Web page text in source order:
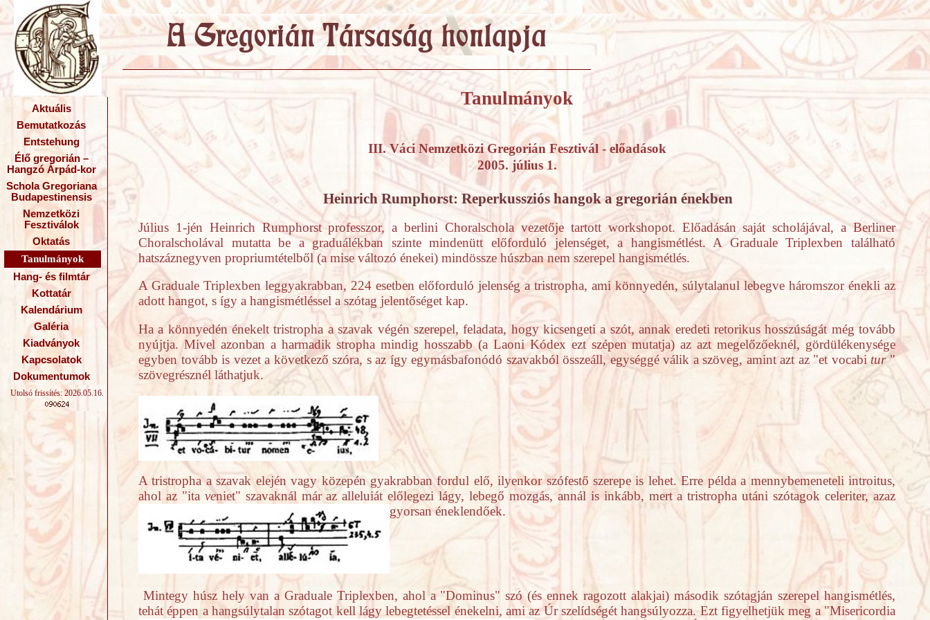
Aktuális
Bemutatkozás
Entstehung
Élő gregorián –
Hangzó Árpád-kor
Schola Gregoriana
Budapestinensis
Nemzetközi
Fesztiválok
Oktatás
Tanulmányok
Hang- és filmtár
Kottatár
Kalendárium
Galéria
Kiadványok
Kapcsolatok
Dokumentumok
Utolsó frissítés: 2026.05.16.
Tanulmányok
III. Váci Nemzetközi Gregorián Fesztivál - előadások
2005. július 1.
Heinrich Rumphorst: Reperkussziós hangok a gregorián énekben
Július 1-jén Heinrich Rumphorst professzor, a berlini Choralschola vezetője tartott workshopot. Előadásán saját scholájával, a Berliner
Choralscholával mutatta be a graduálékban szinte mindenütt előforduló jelenséget, a hangismétlést. A Graduale Triplexben található
hatszáznegyven propriumtételből (a mise változó énekei) mindössze húszban nem szerepel hangismétlés.
A Graduale Triplexben leggyakrabban, 224 esetben előforduló jelenség a tristropha, ami könnyedén, súlytalanul lebegve háromszor énekli az
adott hangot, s így a hangismétléssel a szótag jelentőséget kap.
Ha a könnyedén énekelt tristropha a szavak végén szerepel, feladata, hogy kicsengeti a szót, annak eredeti retorikus hosszúságát még tovább
nyújtja. Mivel azonban a harmadik stropha mindig hosszabb (a Laoni Kódex ezt szépen mutatja) az azt megelőzőeknél, gördülékenysége
egyben tovább is vezet a következő szóra, s az így egymásbafonódó szavakból összeáll, egységgé válik a szöveg, amint azt az "et vocabi tur"
szövegrésznél láthatjuk.
A tristropha a szavak elején vagy közepén gyakrabban fordul elő, ilyenkor szófestő szerepe is lehet. Erre példa a mennybemeneteli introitus,
ahol az "ita veniet" szavaknál már az alleluiát előlegezi lágy, lebegő mozgás, annál is inkább, mert a tristropha utáni szótagok celeriter, azaz
gyorsan éneklendőek.
Mintegy húsz hely van a Graduale Triplexben, ahol a "Dominus" szó (és ennek ragozott alakjai) második szótagján szerepel hangismétlés,
tehát éppen a hangsúlytalan szótagot kell lágy lebegtetéssel énekelni, ami az Úr szelídségét hangsúlyozza. Ezt figyelhetjük meg a "Misericordia